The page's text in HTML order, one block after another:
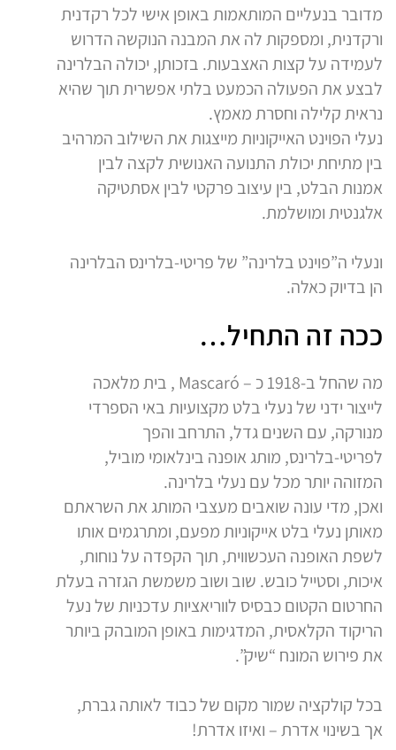
מדובר בנעליים המותאמות באופן אישי לכל רקדנית
ורקדנית, ומספקות לה את המבנה הנוקשה הדרוש
לעמידה על קצות האצבעות. בזכותן, יכולה הבלרינה
לבצע את הפעולה הכמעט בלתי אפשרית תוך שהיא
נראית קלילה וחסרת מאמץ.
נעלי הפוינט האייקוניות מייצגות את השילוב המרהיב
בין מתיחת יכולת התנועה האנושית לקצה לבין
אמנות הבלט, בין עיצוב פרקטי לבין אסתטיקה
אלגנטית ומושלמת.
ונעלי ה”פוינט בלרינה” של פריטי-בלרינס הבלרינה
הן בדיוק כאלה.
ככה זה התחיל…
מה שהחל ב-1918 כ – Mascaró , בית מלאכה
לייצור ידני של נעלי בלט מקצועיות באי הספרדי
מנורקה, עם השנים גדל, התרחב והפך
לפריטי-בלרינס, מותג אופנה בינלאומי מוביל,
המזוהה יותר מכל עם נעלי בלרינה.
ואכן, מדי עונה שואבים מעצבי המותג את השראתם
מאותן נעלי בלט אייקוניות מפעם, ומתרגמים אותו
לשפת האופנה העכשווית, תוך הקפדה על נוחות,
איכות, וסטייל כובש. שוב ושוב משמשת הגזרה בעלת
החרטום הקטום כבסיס לווריאציות עדכניות של נעל
הריקוד הקלאסית, המדגימות באופן המובהק ביותר
את פירוש המונח “שיק”.
בכל קולקציה שמור מקום של כבוד לאותה גברת,
אך בשינוי אדרת – ואיזו אדרת!